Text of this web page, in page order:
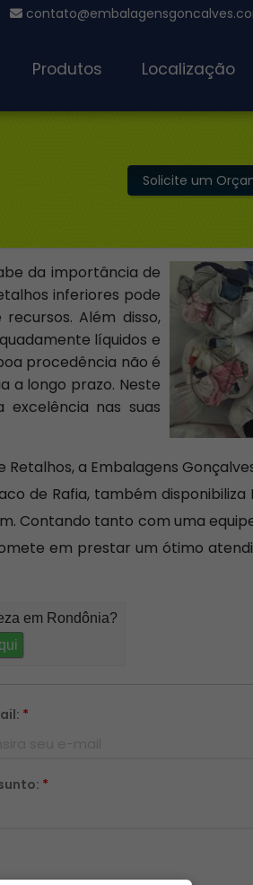
Produtos Localização
Solicite um
da importância de
inferiores pode
Além disso,
líquidos e
procedência não é
a longo prazo. Neste
nas suas
a Embalagens
de Rafia, também
Contando tanto com uma
em prestar um ótimo
em Rondônia?
*
*